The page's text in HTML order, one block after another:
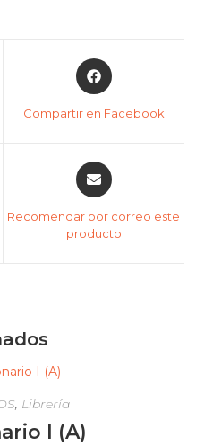
Compartir en Facebook
Recomendar por correo este
producto
, Librería
I (A)